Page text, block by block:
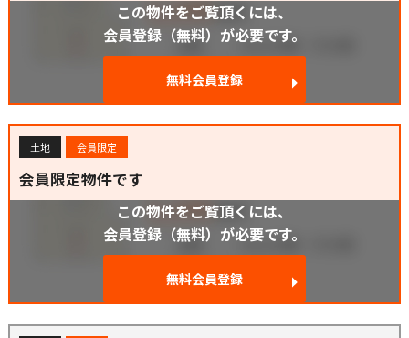
この物件をご覧頂くには、
会員登録（無料）が必要です。
無料会員登録
土地 会員限定
会員限定物件です
この物件をご覧頂くには、
会員登録（無料）が必要です。
無料会員登録